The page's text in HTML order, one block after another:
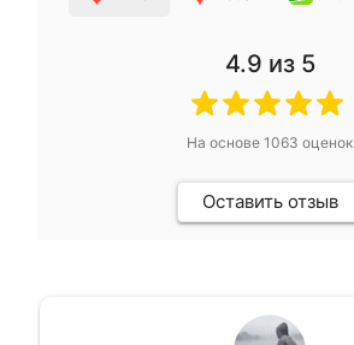
4.9 из 5
На основе 1063 оценок
Оставить отзыв